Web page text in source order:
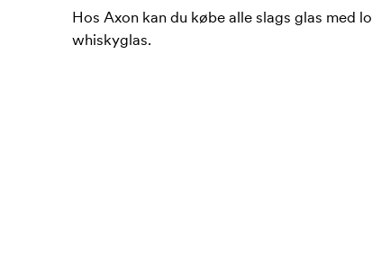
Hos Axon kan du købe alle slags glas med
whiskyglas.